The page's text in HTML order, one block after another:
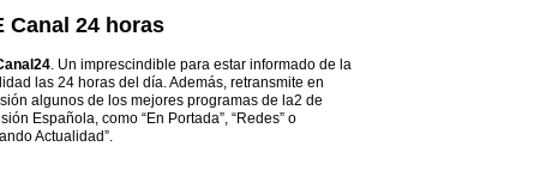
Canal 24 horas
. Un imprescindible para estar informado de la
las 24 horas del día. Además, retransmite en
algunos de los mejores programas de la2 de
Española, como “En Portada”, “Redes” o
Actualidad”.